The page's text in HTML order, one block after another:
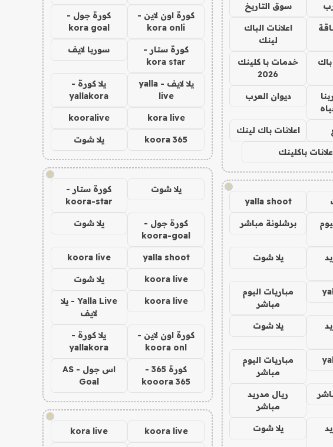
سوق التاريخ
اعلانات الباك
لينك
خدمات با كلينك
2026
ديوان العرب
اعلانات باك لينك
باكلينك
!
yalla shoot
برشلونة مباشر
يلا شوت
مباريات اليوم
مباشر
يلا شوت
مباريات اليوم
مباشر
ريال مدريد
مباشر
يلا شوت
كورة اون لاين -
kora onli
كورة جول -
kora goal
كورة ستار -
kora star
سوريا لايف
يلا لايف - yalla
live
يلا كورة -
yallakora
kora live
kooralive
koora 365 يلا شوت
!
يلا شوت
كورة ستار -
koora-star
كورة جول -
koora-goal
يلا شوت
yalla shoot
koora live
koora live يلا شوت
koora live
Yalla Live - يلا
لايف
كورة اون لاين -
koora onl
يلا كورة -
yallakora
كورة 365 -
kooora 365
اس جول - AS
Goal
!
koora live
kora live